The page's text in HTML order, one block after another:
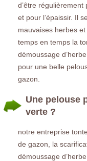
d’être
et pour l’épaissir. Il
mauvaises herbes
temps en temps la
démoussage
pour une belle
gazon.
Une pelouse
verte ?
notre entreprise
de gazon, la
démoussage